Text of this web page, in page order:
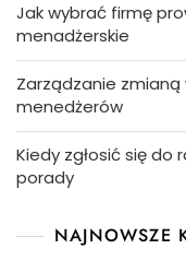
Jak wybrać firmę
menadżerskie
Zarządzanie
menedżerów
Kiedy zgłosić się
porady
NAJNOWSZE